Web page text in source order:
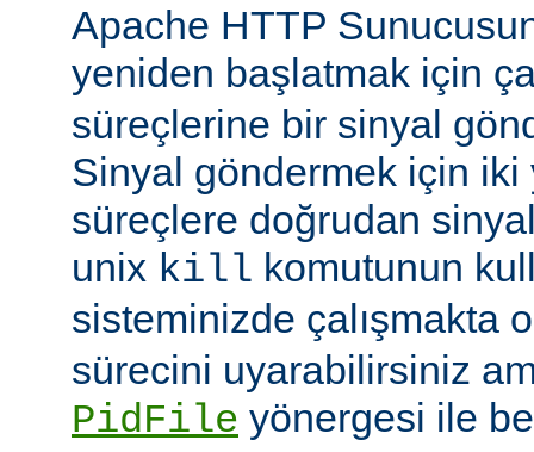
Apache HTTP
yeniden başlatmak için
süreçlerine bir sinyal
Sinyal göndermek için iki
süreçlere doğrudan
unix kill komutunun
sisteminizde çalışmakta
sürecini uyarabilirsiniz
PidFile yönergesi ile